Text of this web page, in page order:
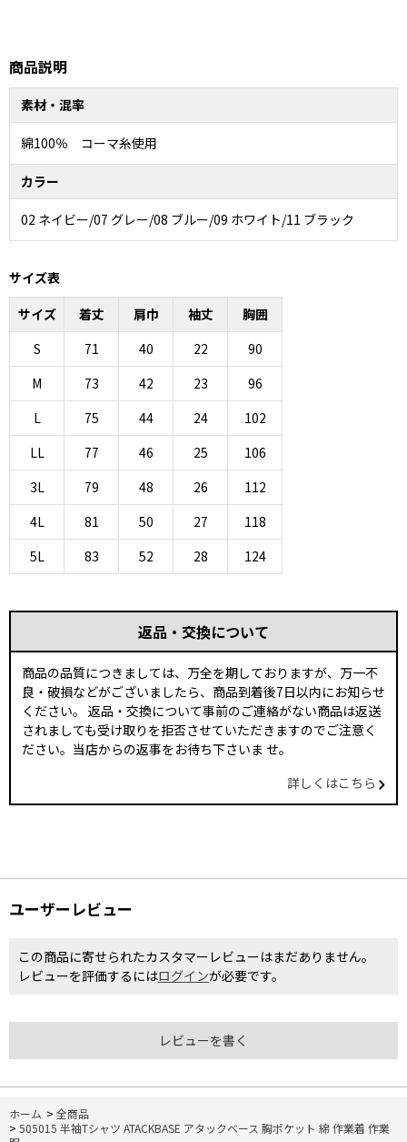
商品説明
素材・混率
綿100％ コーマ糸使用
カラー
02 ネイビー/07 グレー/08 ブルー/09 ホワイト/11 ブラック
サイズ表
サイズ
着丈 肩巾 袖丈
胸囲
S
71 40 22
90
M
73 42 23
96
L
75 44 24
102
LL
77 46 25
106
3L
79 48 26
112
4L
81 50 27
118
5L
83 52 28 124
返品・交換について
商品の品質につきましては、万全を期しておりますが、万一不
良・破損などがございましたら、商品到着後7日以内にお知らせ
ください。 返品・交換について事前のご連絡がない商品は返送
されましても受け取りを拒否させていただきますのでご注意く
ださい。当店からの返事をお待ち下さいま せ。
詳しくはこちら
ユーザーレビュー
この商品に寄せられたカスタマーレビューはまだありません。
レビューを評価するにはログインが必要です。
レビューを書く
ホーム > 全商品
> 505015 半袖Tシャツ ATACKBASE アタックベース 胸ポケット 綿 作業着 作業